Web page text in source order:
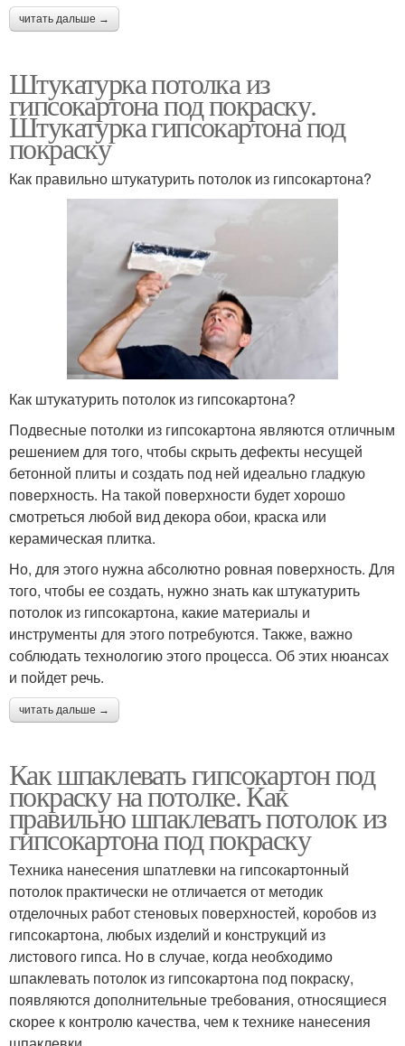
читать дальше →
Штукатурка потолка из
гипсокартона под покраску.
Штукатурка гипсокартона под
покраску
Как правильно штукатурить потолок из гипсокартона?
Как штукатурить потолок из гипсокартона?
Подвесные потолки из гипсокартона являются отличным
решением для того, чтобы скрыть дефекты несущей
бетонной плиты и создать под ней идеально гладкую
поверхность. На такой поверхности будет хорошо
смотреться любой вид декора обои, краска или
керамическая плитка.
Но, для этого нужна абсолютно ровная поверхность. Для
того, чтобы ее создать, нужно знать как штукатурить
потолок из гипсокартона, какие материалы и
инструменты для этого потребуются. Также, важно
соблюдать технологию этого процесса. Об этих нюансах
и пойдет речь.
читать дальше →
Как шпаклевать гипсокартон под
покраску на потолке. Как
правильно шпаклевать потолок из
гипсокартона под покраску
Техника нанесения шпатлевки на гипсокартонный
потолок практически не отличается от методик
отделочных работ стеновых поверхностей, коробов из
гипсокартона, любых изделий и конструкций из
листового гипса. Но в случае, когда необходимо
шпаклевать потолок из гипсокартона под покраску,
появляются дополнительные требования, относящиеся
скорее к контролю качества, чем к технике нанесения